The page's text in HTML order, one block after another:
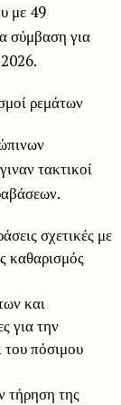
με 49
σύμβαση για
ρεμάτων
τακτικοί
σχετικές με
καθαρισμός
και
για την
πόσιμου
τήρηση της